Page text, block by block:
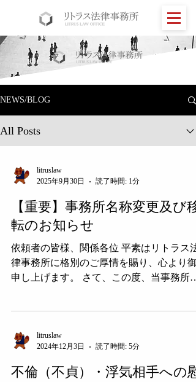
NEWS/BLOG
All Posts
litruslaw
2025年9月30日
読了時間: 1分
【重要】事務所名称変更及び移
転のお知らせ
依頼者の皆様、関係各位 平素はリトラス法
律事務所に格別のご厚情を賜り、心より御
申し上げます。 さて、この度、当事務所は
所の場所も移転させていただき...
litruslaw
2024年12月3日
読了時間: 5分
不倫（不貞）・浮気相手への慰